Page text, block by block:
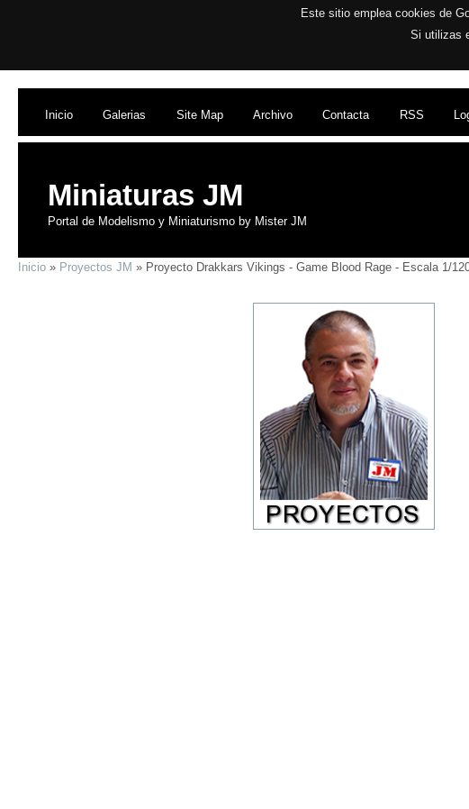
Este sitio emplea cookies de
Si utilizas
Inicio Galerias Site Map Archivo Contacta RSS
Miniaturas JM
Portal de Modelismo y Miniaturismo by Mister JM
Inicio » Proyectos JM » Proyecto Drakkars Vikings - Game Blood Rage - Escala 1/